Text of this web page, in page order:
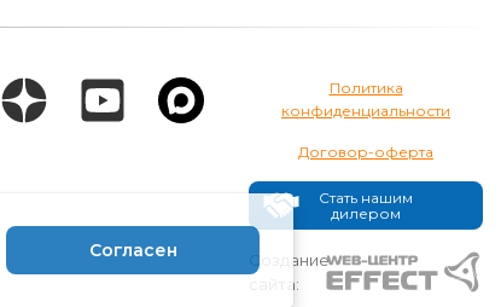
Политика
конфиденциальности
Договор-оферта
Стать нашим
дилером
Создание
сайта:
Согласен